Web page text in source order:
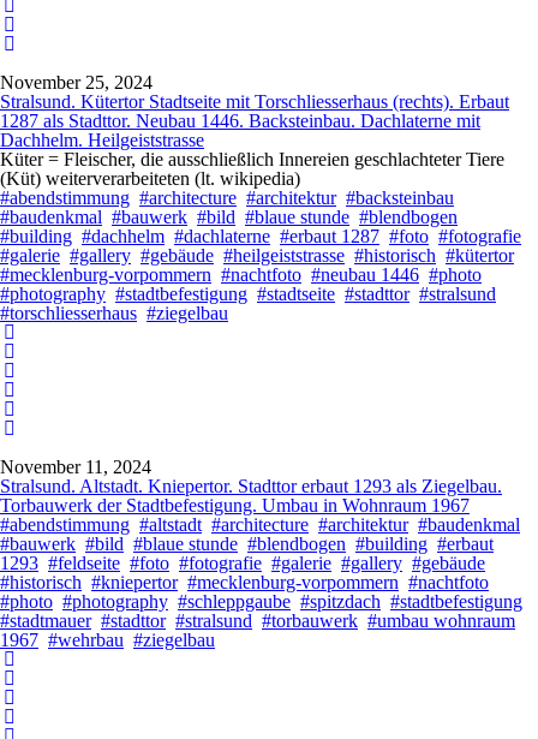
November 25, 2024
Stralsund. Kütertor Stadtseite mit Torschliesserhaus (rechts). Erbaut
1287 als Stadttor. Neubau 1446. Backsteinbau. Dachlaterne mit
Dachhelm. Heilgeiststrasse
Küter = Fleischer, die ausschließlich Innereien geschlachteter Tiere
(Küt) weiterverarbeiteten (lt. wikipedia)
#abendstimmung #architecture #architektur #backsteinbau
#baudenkmal #bauwerk #bild #blaue stunde #blendbogen
#building #dachhelm #dachlaterne #erbaut 1287 #foto #fotografie
#galerie #gallery #gebäude #heilgeiststrasse #historisch #kütertor
#mecklenburg-vorpommern #nachtfoto #neubau 1446 #photo
#photography #stadtbefestigung #stadtseite #stadttor #stralsund
#torschliesserhaus #ziegelbau
November 11, 2024
Stralsund. Altstadt. Kniepertor. Stadttor erbaut 1293 als Ziegelbau.
Torbauwerk der Stadtbefestigung. Umbau in Wohnraum 1967
#abendstimmung #altstadt #architecture #architektur #baudenkmal
#bauwerk #bild #blaue stunde #blendbogen #building #erbaut
1293 #feldseite #foto #fotografie #galerie #gallery #gebäude
#historisch #kniepertor #mecklenburg-vorpommern #nachtfoto
#photo #photography #schleppgaube #spitzdach #stadtbefestigung
#stadtmauer #stadttor #stralsund #torbauwerk #umbau wohnraum
1967 #wehrbau #ziegelbau